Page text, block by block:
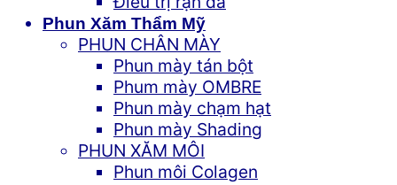
Phun Xăm Thẩm Mỹ
PHUN CHÂN MÀY
Phun mày tán bột
Phum mày OMBRE
Phun mày chạm hạt
Phun mày Shading
PHUN XĂM MÔI
Phun môi Colagen